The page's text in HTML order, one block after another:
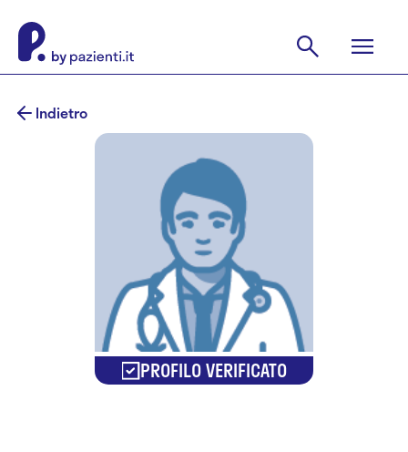
Indietro
PROFILO VERIFICATO